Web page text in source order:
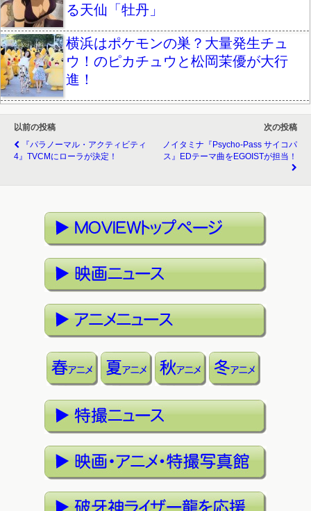
る天仙「牡丹」
横浜はポケモンの巣？大量発生チュ
ウ！のピカチュウと松岡茉優が大行
進！
以前の投稿
『パラノーマル・アクティビティ
4』TVCMにローラが決定！
次の投稿
ノイタミナ『Psycho-Pass サイコパ
ス』EDテーマ曲をEGOISTが担当！